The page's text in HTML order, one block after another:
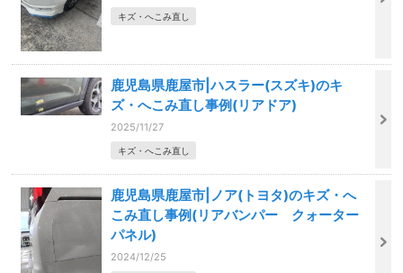
キズ・へこみ直し
鹿児島県鹿屋市|ハスラー(スズキ)のキ
ズ・へこみ直し事例(リアドア)
2025/11/27
キズ・へこみ直し
鹿児島県鹿屋市|ノア(トヨタ)のキズ・へ
こみ直し事例(リアバンパー クォーター
パネル)
2024/12/25